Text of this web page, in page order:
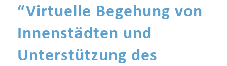
“Virtuelle Begehung von
Innenstädten und
Unterstützung des